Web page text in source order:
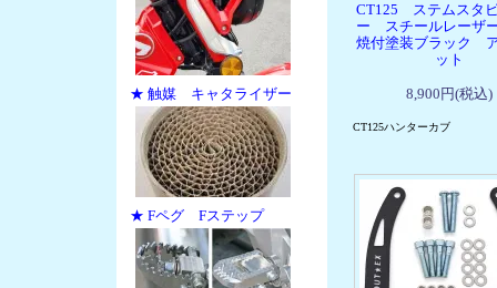
★ 触媒 キャタライザー
★ Fペグ Fステップ
CT125 ステムスタ
ー スチールレーザ
焼付塗装ブラック
ット
8,900円(税込)
CT125ハンターカブ